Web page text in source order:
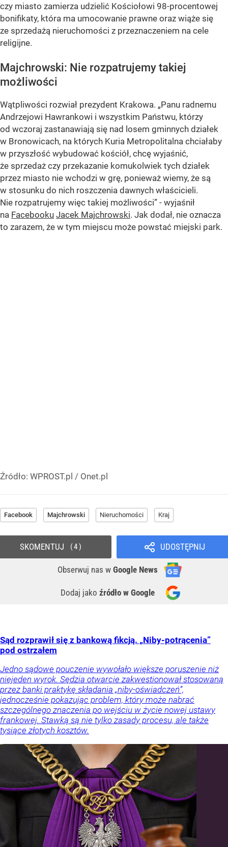
czy miasto zamierza udzielić Kościołowi 98-procentowej
bonifikaty, która ma umocowanie prawne oraz wiąże się
ze sprzedażą nieruchomości z przeznaczeniem na cele
religijne.
Majchrowski: Nie rozpatrujemy takiej
możliwości
Wątpliwości rozwiał prezydent Krakowa. „Panu radnemu
Andrzejowi Hawrankowi i wszystkim Państwu, którzy
od wczoraj zastanawiają się nad losem gminnych działek
w Bronowicach, na których Kuria Metropolitalna chciałaby
w przyszłość wybudować kościół, chcę wyjaśnić,
że sprzedaż czy przekazanie komukolwiek tych działek
przez miasto nie wchodzi w grę, ponieważ wiemy, że są
w stosunku do nich roszczenia dawnych właścicieli.
Nie rozpatrujemy więc takiej możliwości” - wyjaśnił
na Facebooku Jacek Majchrowski. Jak dodał, nie oznacza
to zarazem, że w tym miejscu może powstać miejski park.
Źródło: WPROST.pl / Onet.pl
Facebook Majchrowski Nieruchomości Kraj
UDOSTĘPNIJ
Obserwuj nas w Google News
Dodaj jako źródło w Google
SKOMENTUJ 4
Sąd rozprawił się z bankową fikcją. „Niby-potrącenia”
pod ostrzałem
Jedno sądowe pouczenie wywołało większe poruszenie niż
niejeden wyrok. Sędzia otwarcie zakwestionował stosowaną
przez banki praktykę składania „niby-oświadczeń”,
jednocześnie pokazując problem, który może nabrać
szczególnego znaczenia po wejściu w życie nowej ustawy
frankowej. Stawką są nie tylko zasady procesu, ale także
tysiące złotych kosztów.